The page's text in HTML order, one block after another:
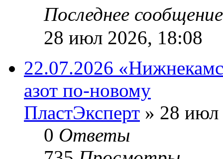
Последнее
28 июл 2026, 18:08
22.07.2026
азот по-новому
ПластЭксперт » 28 июл
0 Ответы